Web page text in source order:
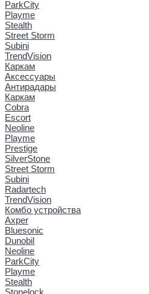
ParkCity
Playme
Stealth
Street Storm
Subini
TrendVision
Каркам
Аксессуары
Антирадары
Каркам
Cobra
Escort
Neoline
Playme
Prestige
SilverStone
Street Storm
Subini
Radartech
TrendVision
Комбо устройства
Axper
Bluesonic
Dunobil
Neoline
ParkCity
Playme
Stealth
Stonelock